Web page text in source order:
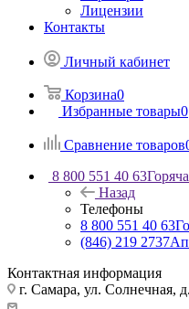
Лицензии
Контакты
Личный кабинет
Корзина0
Избранные товары0
Сравнение товаров
8 800 551 40 63
Назад
Телефоны
8 800 551 40 63
(846) 219 2737
Контактная информация
г. Самара, ул. Солнечная,